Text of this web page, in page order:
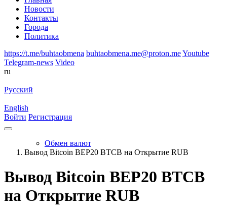
Новости
Контакты
Города
Политика
https://t.me/buhtaobmena buhtaobmena.me@proton.meYoutube
Telegram-news Video
ru
Русский
English
Войти Регистрация
Обмен валют
Вывод Bitcoin BEP20 BTCB на Открытие RUB
Вывод Bitcoin BEP20 BTCB
на Открытие RUB